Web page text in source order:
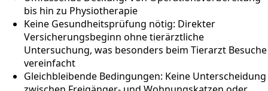
bis hin zu Physiotherapie
Keine Gesundheitsprüfung nötig: Direkter
Versicherungsbeginn ohne tierärztliche
Untersuchung, was besonders beim Tierarzt Besuche
vereinfacht
Gleichbleibende Bedingungen: Keine Unterscheidung